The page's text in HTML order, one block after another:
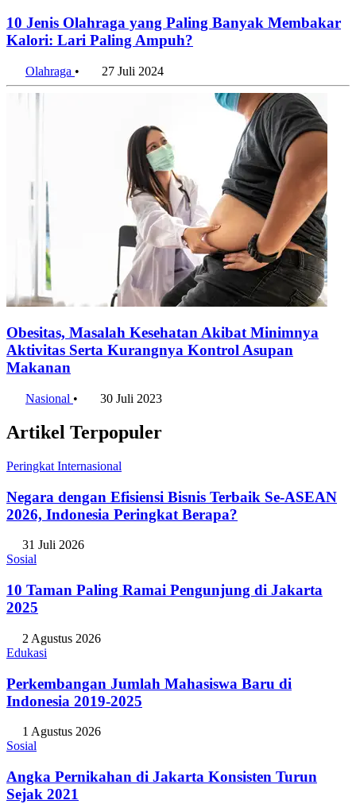
10 Jenis Olahraga yang Paling Banyak Membakar
Kalori: Lari Paling Ampuh?
Olahraga • 27 Juli 2024
Obesitas, Masalah Kesehatan Akibat Minimnya
Aktivitas Serta Kurangnya Kontrol Asupan
Makanan
Nasional • 30 Juli 2023
Artikel Terpopuler
Peringkat Internasional
Negara dengan Efisiensi Bisnis Terbaik Se-ASEAN
2026, Indonesia Peringkat Berapa?
31 Juli 2026
Sosial
10 Taman Paling Ramai Pengunjung di Jakarta
2025
2 Agustus 2026
Edukasi
Perkembangan Jumlah Mahasiswa Baru di
Indonesia 2019-2025
1 Agustus 2026
Sosial
Angka Pernikahan di Jakarta Konsisten Turun
Sejak 2021